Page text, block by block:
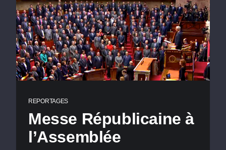
REPORTAGES
Messe Républicaine à
l’Assemblée